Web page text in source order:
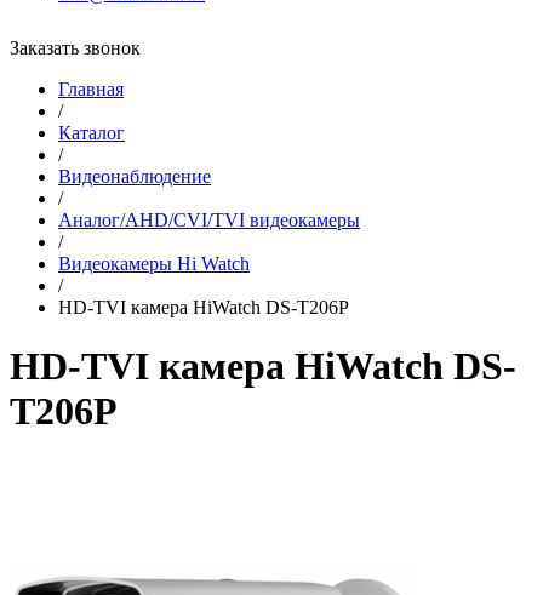
Заказать звонок
Главная
/
Каталог
/
Видеонаблюдение
/
Аналог/AHD/CVI/TVI видеокамеры
/
Видеокамеры Hi Watch
/
HD-TVI камера HiWatch DS-T206P
HD-TVI камера HiWatch DS-
T206P